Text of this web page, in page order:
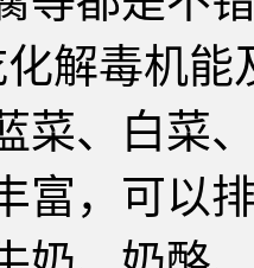
解毒机能
菜、白菜
富，可以